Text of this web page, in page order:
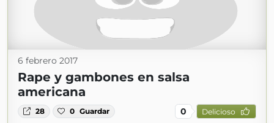
6 febrero 2017
Rape y gambones en salsa
americana
28 0 Guardar 0 Delicioso